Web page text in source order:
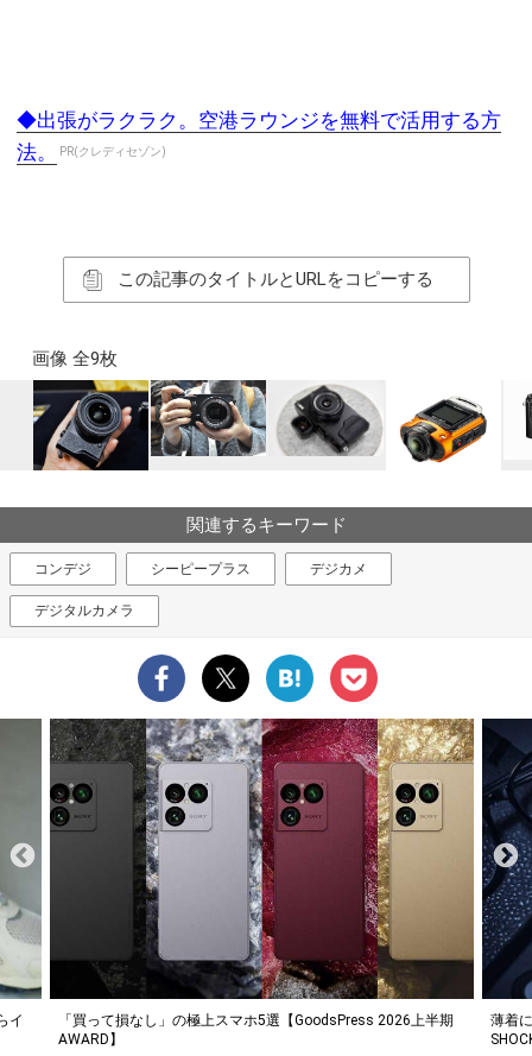
◆出張がラクラク。空港ラウンジを無料で活用する方
法。
PR(クレディセゾン)
この記事のタイトルとURLをコピーする
画像 全9枚
関連するキーワード
コンデジ シーピープラス デジカメ
デジタルカメラ
イ
「買って損なし」の極上スマホ5選【GoodsPress 2026上半期
AWARD】
薄着